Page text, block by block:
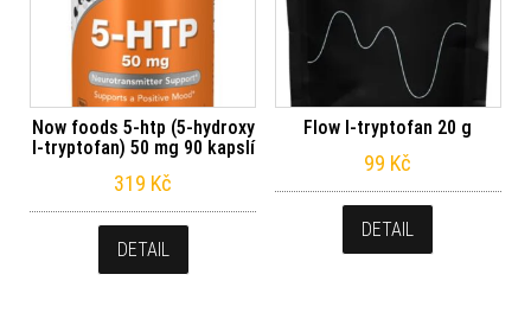
Now foods 5-htp (5-hydroxy
l-tryptofan) 50 mg 90 kapslí
319 Kč
DETAIL
Flow l-tryptofan 20 g
99 Kč
DETAIL